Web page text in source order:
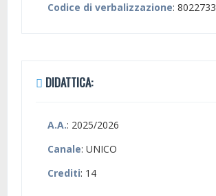
Codice di verbalizzazione: 8022733
DIDATTICA:
A.A.: 2025/2026
Canale: UNICO
Crediti: 14